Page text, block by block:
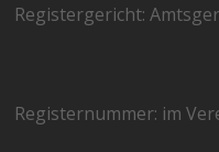
Registergericht:
Registernummer: im